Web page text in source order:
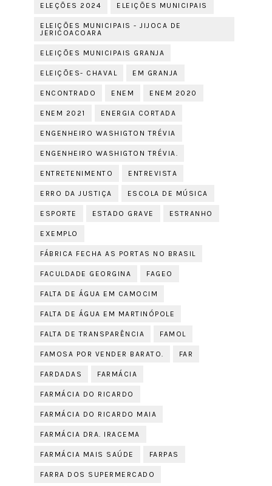
ELEÇÕES 2024 ELEIÇÕES MUNICIPAIS
ELEIÇÕES MUNICIPAIS - JIJOCA DE
JERICOACOARA
ELEIÇÕES MUNICIPAIS GRANJA
ELEIÇÕES- CHAVAL EM GRANJA
ENCONTRADO ENEM ENEM 2020
ENEM 2021 ENERGIA CORTADA
ENGENHEIRO WASHIGTON TRÉVIA
ENGENHEIRO WASHIGTON TRÉVIA.
ENTRETENIMENTO ENTREVISTA
ERRO DA JUSTIÇA ESCOLA DE MÚSICA
ESPORTE ESTADO GRAVE ESTRANHO
EXEMPLO
FÁBRICA FECHA AS PORTAS NO BRASIL
FACULDADE GEORGINA FAGEO
FALTA DE ÁGUA EM CAMOCIM
FALTA DE ÁGUA EM MARTINÓPOLE
FALTA DE TRANSPARÊNCIA FAMOL
FAMOSA POR VENDER BARATO. FAR
FARDADAS FARMÁCIA
FARMÁCIA DO RICARDO
FARMÁCIA DO RICARDO MAIA
FARMÁCIA DRA. IRACEMA
FARMÁCIA MAIS SAÚDE FARPAS
FARRA DOS SUPERMERCADO